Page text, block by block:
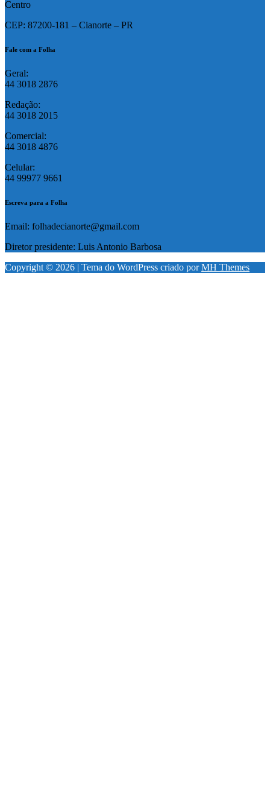
Centro
CEP: 87200-181 – Cianorte – PR
Fale com a Folha
Geral:
44 3018 2876
Redação:
44 3018 2015
Comercial:
44 3018 4876
Celular:
44 99977 9661
Escreva para a Folha
Email: folhadecianorte@gmail.com
Diretor presidente: Luis Antonio Barbosa
Copyright © 2026 | Tema do WordPress criado porMH Themes